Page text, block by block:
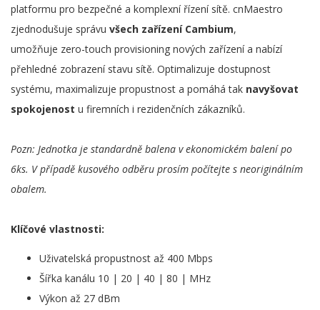
platformu pro bezpečné a komplexní řízení sítě. cnMaestro
zjednodušuje správu všech zařízení Cambium,
umožňuje zero-touch provisioning nových zařízení a nabízí
přehledné zobrazení stavu sítě. Optimalizuje dostupnost
systému, maximalizuje propustnost a pomáhá tak navyšovat
spokojenost u firemních i rezidenčních zákazníků.
Pozn: Jednotka je standardně balena v ekonomickém balení po
6ks. V případě kusového odběru prosím počítejte s neoriginálním
obalem.
Klíčové vlastnosti:
Uživatelská propustnost až 400 Mbps
Šířka kanálu 10 | 20 | 40 | 80 | MHz
Výkon až 27 dBm